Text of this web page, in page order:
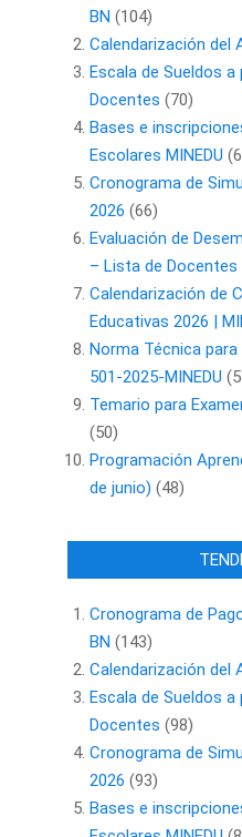
BN (104)
Calendarización del
Escala de Sueldos
Docentes (70)
Bases e
Escolares MINEDU
Cronograma de
2026 (66)
Evaluación de
– Lista de Docentes
Calendarización de
Educativas 2026 |
Norma Técnica para
501-2025-MINEDU
Temario para
(50)
Programación
de junio) (48)
Cronograma de
BN (143)
Calendarización del
Escala de Sueldos
Docentes (98)
Cronograma de
2026 (93)
Bases e